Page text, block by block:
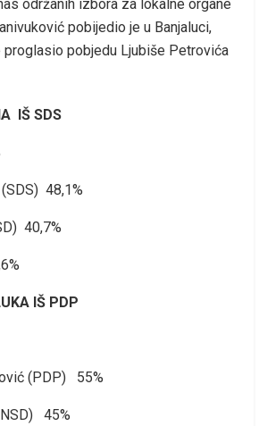
održanih izbora za lokalne organe
pobijedio je u Banjaluci,
proglasio pobjedu Ljubiše Petrovića
IŠ SDS
48,1%
40,7%
IŠ PDP
(PDP) 55%
45%